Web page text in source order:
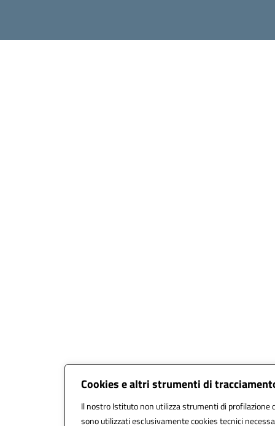
Cookies e altri strumenti di
Il nostro Istituto non utilizza strumenti di profilazione
sono utilizzati esclusivamente cookies tecnici